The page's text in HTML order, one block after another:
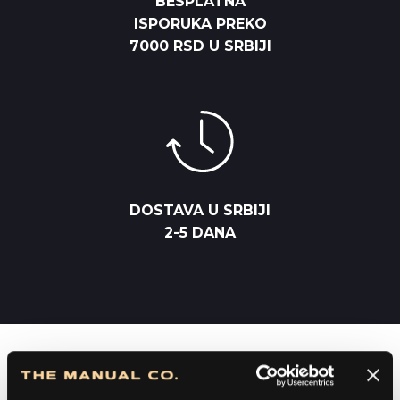
ISPORUKA PREKO
7000 RSD U SRBIJI
DOSTAVA U SRBIJI
2-5 DANA